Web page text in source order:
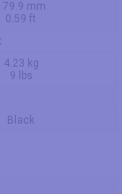
mm
0.59 ft
4.23 kg
9 lbs
Black